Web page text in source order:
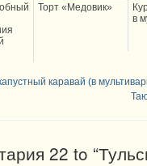
Торт «Медовик»
в
каравай (в
22 to